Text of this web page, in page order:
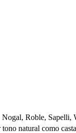
Nogal, Roble, Sapelli,
natural como